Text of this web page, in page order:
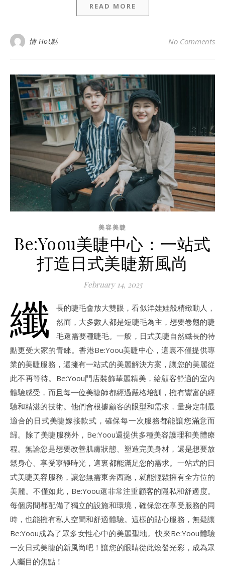
READ MORE
情 Hot點 No Comments
美容美睫
Be:Yoou美睫中心：一站式
打造日式美睫新風尚
February 14, 2025
纖
長的睫毛會放大雙眼，看似洋娃娃般精緻動人，
然而，大多數人都是短睫毛為主，想要卷翹的睫
毛還需要種睫毛。一般，日式美睫自然纖長的特
點更受大家的青睞。香港Be:Yoou美睫中心，這裏不僅提供專
業的美睫服務，還擁有一站式的美麗解決方案，讓您的美麗從
此不再等待。Be:Yoou門店裝飾華麗精美，給顧客舒適的室內
體驗感受，而且每一位美睫師都經過嚴格培訓，擁有豐富的經
驗和精湛的技術。他們會根據顧客的眼型和需求，量身定制最
適合的日式美睫嫁接款式，確保每一次服務都能讓您滿意而
歸。除了美睫服務外，Be:Yoou還提供多種美容護理和美體療
程。無論您是想要改善肌膚狀態、塑造完美身材，還是想要放
鬆身心、享受寧靜時光，這裏都能滿足您的需求。一站式的日
式美睫美容服務，讓您無需東奔西跑，就能輕鬆擁有全方位的
美麗。不僅如此，Be:Yoou還非常注重顧客的隱私和舒適度。
每個房間都配備了獨立的設施和環境，確保您在享受服務的同
時，也能擁有私人空間和舒適體驗。這樣的貼心服務，無疑讓
Be:Yoou成為了眾多女性心中的美麗聖地。快來Be:Yoou體驗
一次日式美睫的新風尚吧！讓您的眼睛從此煥發光彩，成為眾
人矚目的焦點！